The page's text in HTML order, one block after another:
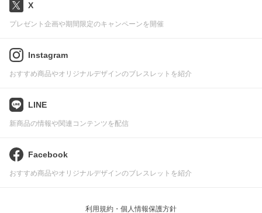
X
プレゼント企画や期間限定のキャンペーンを開催
Instagram
おすすめ商品やオリジナルデザインのブレスレットを紹介
LINE
新商品の情報や関連コンテンツを配信
Facebook
おすすめ商品やオリジナルデザインのブレスレットを紹介
利用規約・個人情報保護方針